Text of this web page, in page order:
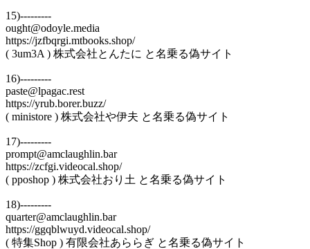
15)---------
ought@odoyle.media
https://jzfbqrgi.mtbooks.shop/
( 3um3A ) 株式会社とんたに と名乗る偽サイト
16)---------
paste@lpagac.rest
https://yrub.borer.buzz/
( ministore ) 株式会社や伊夫 と名乗る偽サイト
17)---------
prompt@amclaughlin.bar
https://zcfgi.videocal.shop/
( pposhop ) 株式会社おり土 と名乗る偽サイト
18)---------
quarter@amclaughlin.bar
https://ggqblwuyd.videocal.shop/
( 特集Shop ) 有限会社あららぎ と名乗る偽サイト